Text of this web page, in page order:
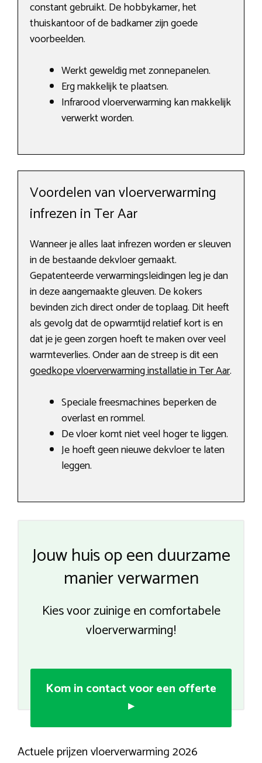
constant gebruikt. De hobbykamer, het
thuiskantoor of de badkamer zijn goede
voorbeelden.
Werkt geweldig met zonnepanelen.
Erg makkelijk te plaatsen.
Infrarood vloerverwarming kan makkelijk
verwerkt worden.
Voordelen van vloerverwarming
infrezen in Ter Aar
Wanneer je alles laat infrezen worden er sleuven
in de bestaande dekvloer gemaakt.
Gepatenteerde verwarmingsleidingen leg je dan
in deze aangemaakte gleuven. De kokers
bevinden zich direct onder de toplaag. Dit heeft
als gevolg dat de opwarmtijd relatief kort is en
dat je je geen zorgen hoeft te maken over veel
warmteverlies. Onder aan de streep is dit een
goedkope vloerverwarming installatie in Ter Aar.
Speciale freesmachines beperken de
overlast en rommel.
De vloer komt niet veel hoger te liggen.
Je hoeft geen nieuwe dekvloer te laten
leggen.
Jouw huis op een duurzame
manier verwarmen
Kies voor zuinige en comfortabele
vloerverwarming!
Kom in contact voor een offerte
▸
Actuele prijzen vloerverwarming 2026